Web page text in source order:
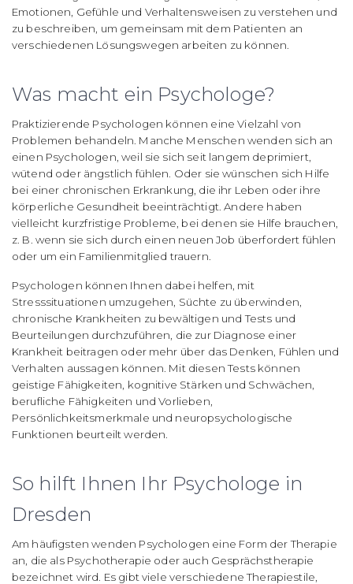
Emotionen, Gefühle und Verhaltensweisen zu verstehen und
zu beschreiben, um gemeinsam mit dem Patienten an
verschiedenen Lösungswegen arbeiten zu können.
Was macht ein Psychologe?
Praktizierende Psychologen können eine Vielzahl von
Problemen behandeln. Manche Menschen wenden sich an
einen Psychologen, weil sie sich seit langem deprimiert,
wütend oder ängstlich fühlen. Oder sie wünschen sich Hilfe
bei einer chronischen Erkrankung, die ihr Leben oder ihre
körperliche Gesundheit beeinträchtigt. Andere haben
vielleicht kurzfristige Probleme, bei denen sie Hilfe brauchen,
z. B. wenn sie sich durch einen neuen Job überfordert fühlen
oder um ein Familienmitglied trauern.
Psychologen können Ihnen dabei helfen, mit
Stresssituationen umzugehen, Süchte zu überwinden,
chronische Krankheiten zu bewältigen und Tests und
Beurteilungen durchzuführen, die zur Diagnose einer
Krankheit beitragen oder mehr über das Denken, Fühlen und
Verhalten aussagen können. Mit diesen Tests können
geistige Fähigkeiten, kognitive Stärken und Schwächen,
berufliche Fähigkeiten und Vorlieben,
Persönlichkeitsmerkmale und neuropsychologische
Funktionen beurteilt werden.
So hilft Ihnen Ihr Psychologe in
Dresden
Am häufigsten wenden Psychologen eine Form der Therapie
an, die als Psychotherapie oder auch Gesprächstherapie
bezeichnet wird. Es gibt viele verschiedene Therapiestile,